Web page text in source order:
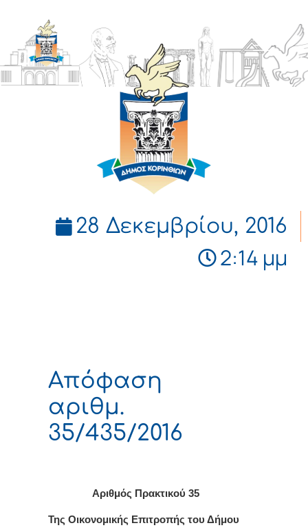
ΔΗΜΟΣ
ΚΟΡΙΝΘΙΩΝ
28 Δεκεμβρίου, 2016
2:14 μμ
Απόφαση
αριθμ.
35/435/2016
Αριθμός Πρακτικού 35
Της Οικονομικής Επιτρoπής τoυ Δήμoυ